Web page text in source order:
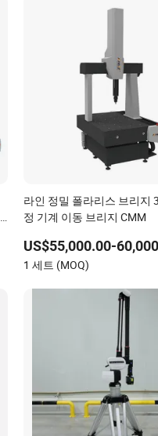
라인 정밀 폴라리스 브리지
정 기계 이동 브리지 CMM
US$55,000.00-
1 세트 (MOQ)